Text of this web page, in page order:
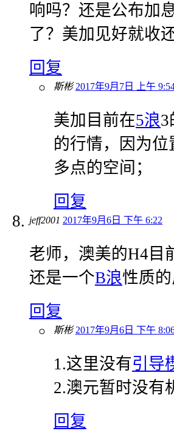
响吗？还是公布加
了？美加见好就收
回复
斯彬 2017年9月7日 上午
美加目前在5浪3
的行情，因为
多点的空间；
回复
jeff2001 2017年9月6日 下午 6:22
老师，澳美的H4目
还是一个B浪性质的
回复
斯彬 2017年9月6日 下午
1.这里没有引导
2.澳元暂时没有
回复